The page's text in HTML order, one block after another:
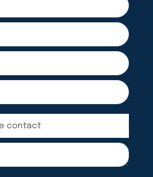
contact